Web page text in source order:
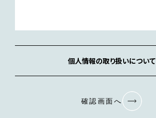
個人情報の取り扱いについて
確認画面へ